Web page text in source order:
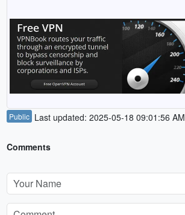
Public Last updated: 2025-05-18 09:01:56 AM
Comments